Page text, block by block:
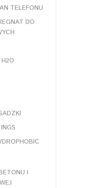
TELEFONU
DO
I